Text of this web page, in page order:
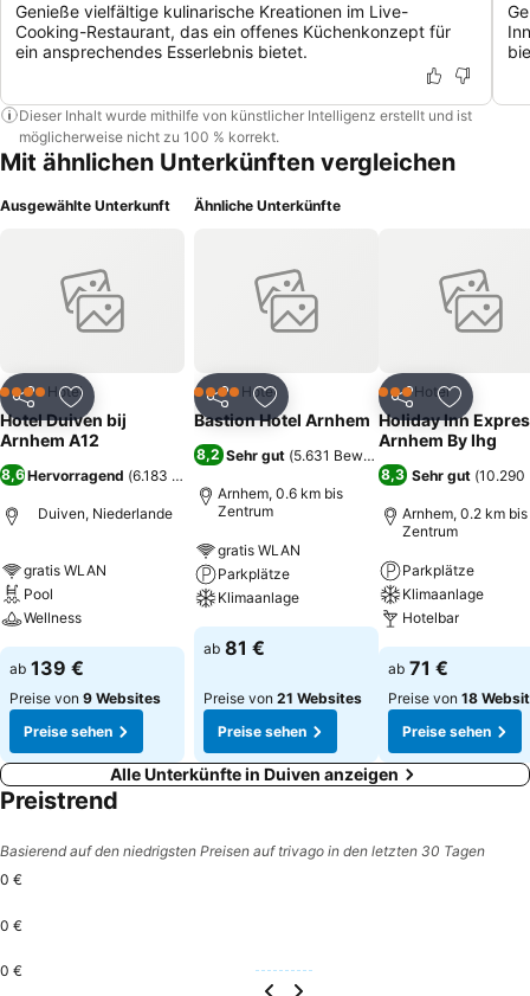
Genieße vielfältige kulinarische Kreationen im Live-
Cooking-Restaurant, das ein offenes Küchenkonzept für
ein ansprechendes Esserlebnis bietet.
Dieser Inhalt wurde mithilfe von künstlicher Intelligenz erstellt und ist
möglicherweise nicht zu 100 % korrekt.
Mit ähnlichen Unterkünften vergleichen
Ausgewählte Unterkunft
Teilen Zu Favoriten hinzufügen
4 SterneHotel
Hotel Duiven bij
Arnhem A12
8,6Hervorragend (6.183 Bewertungen
Duiven, Niederlande
gratis WLAN
Pool
Wellness
ab 139 €
Preise von 9 Websites
Preise sehen
Ähnliche Unterkünfte
Teilen Zu Favoriten hinzufügen
4 SterneHotel
Bastion Hotel Arnhem
8,2 Sehr gut (5.631 Bewertungen
Arnhem, 0.6 km bis
Zentrum
gratis WLAN
Parkplätze
Klimaanlage
ab 81 €
Preise von 21 Websites
Preise sehen
Teilen Zu
3 SterneHotel
Holiday Inn
Arnhem By Ihg
8,3 Sehr gut (10.290
Arnhem, 0.2 km bis
Zentrum
Parkplätze
Klimaanlage
Hotelbar
ab 71 €
Preise von 18
Preise sehen
Alle Unterkünfte in Duiven anzeigen
Preistrend
Basierend auf den niedrigsten Preisen auf trivago in den letzten 30 Tagen
0 €
0 €
0 €